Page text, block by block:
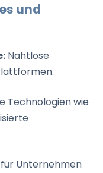
und
Nahtlose
Technologien wie
Unternehmen